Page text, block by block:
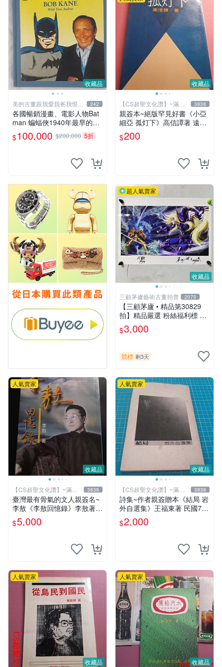
收藏品
美的古董跟我愛我爸我恨壞
人
242
各國暢銷漫畫、電影人物Bat
man 蝙蝠俠1940年最早的創
作者，這本書是Batman and
me 是Bob Kane1990年出的
$100,000 $200,000 5折
收藏品
【CS超聖文化讚】~滿千
元送運
3838
親簽本~絕版罕見好書《小亞
細亞 孤灯下》高信譚著 遠景
出版 民國73年再版【CS超聖
文化讚】
$200
收藏品
超人氣賣家
三顧茅廬藝術古董拍賣 2075
【三顧茅廬 • 精品第30829
拍】精品嚴選 粉絲福利標 日
本動漫大師 車田正美簽名照
片《聖鬥士星矢》！ 特惠起
$3,000
競標 剩3天
收藏品
人氣賣家
【CS超聖文化讚】~滿千
元送運
3838
臺灣最有骨氣的文人親簽名~
李敖《李敖回憶錄》李敖著
商周出版 1999年1月1 日一版
85刷【CS超聖文化讚】
$5,000
收藏品
人氣賣家
【CS超聖文化讚】~滿千
元送運
3838
詩集~作者親簽贈本《結局 岩
外自選集》王福東著 民國72
年出版 泛黃【CS超聖文化
讚】
$2,000
收藏品
人氣賣家
收藏品
人氣賣家